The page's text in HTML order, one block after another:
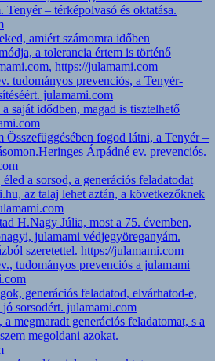
Tenyér – térképolvasó és oktatása.
amiért számomra időben
a tolerancia értem is történő
https://julamami.com
tudományos prevenciós, a Tenyér-
julamami.com
saját idődben, magad is tisztelhető
Összefüggésében fogod látni, a Tenyér –
Árpádné ev. prevenciós.
a sorsod, a generációs feladatodat
az talaj lehet aztán, a következőknek
H.Nagy Júlia, most a 75. évemben,
julamami védjegyöreganyám.
szeretettel. https://julamami.com
tudományos prevenciós a julamami
generációs feladatod, elvárhatod-e,
jó sorsodért. julamami.com
a megmaradt generációs feladatomat, s a
megoldani azokat.